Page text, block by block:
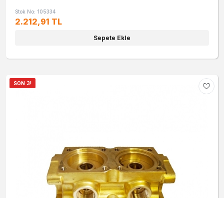
Stok No: 105334
2.212,91 TL
Sepete Ekle
SON 3!